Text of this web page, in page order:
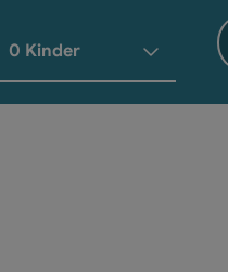
0 Kinder